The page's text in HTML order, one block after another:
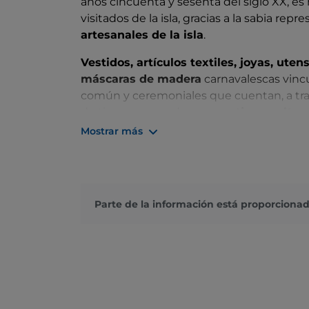
visitados de la isla, gracias a la sabia
artesanales de la isla.
Vestidos, artículos textiles, joyas,
máscaras de madera carnavalescas
común y ceremoniales que cuentan, a
sobre la raíz, fuerte y profunda, de
Mostrar más
Parte de la información está